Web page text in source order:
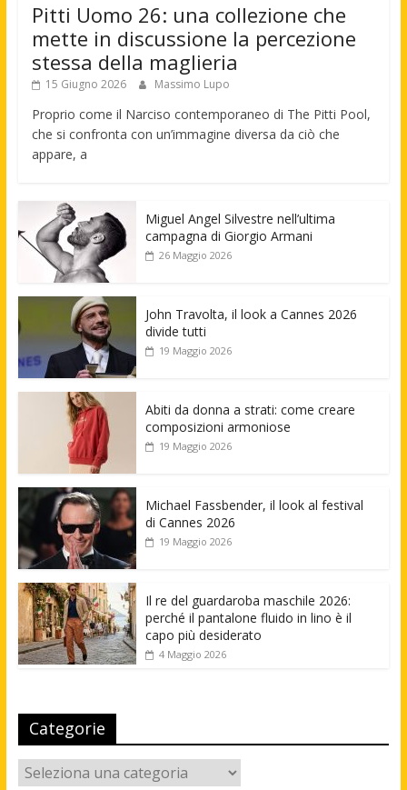
Pitti Uomo 26: una collezione che
mette in discussione la percezione
stessa della maglieria
15 Giugno 2026 Massimo Lupo
Proprio come il Narciso contemporaneo di The Pitti Pool,
che si confronta con un’immagine diversa da ciò che
appare, a
Miguel Angel Silvestre nell’ultima
campagna di Giorgio Armani
26 Maggio 2026
John Travolta, il look a Cannes 2026
divide tutti
19 Maggio 2026
Abiti da donna a strati: come creare
composizioni armoniose
19 Maggio 2026
Michael Fassbender, il look al festival
di Cannes 2026
19 Maggio 2026
Il re del guardaroba maschile 2026:
perché il pantalone fluido in lino è il
capo più desiderato
4 Maggio 2026
Categorie
Categorie